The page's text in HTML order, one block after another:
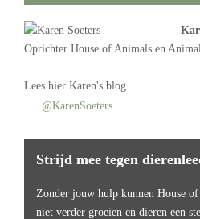
Oprichter House of Animals en
Lees hier Karen's blog
@KarenSoeters
Strijd mee tegen
Zonder jouw hulp kunnen House
niet verder groeien en dieren een